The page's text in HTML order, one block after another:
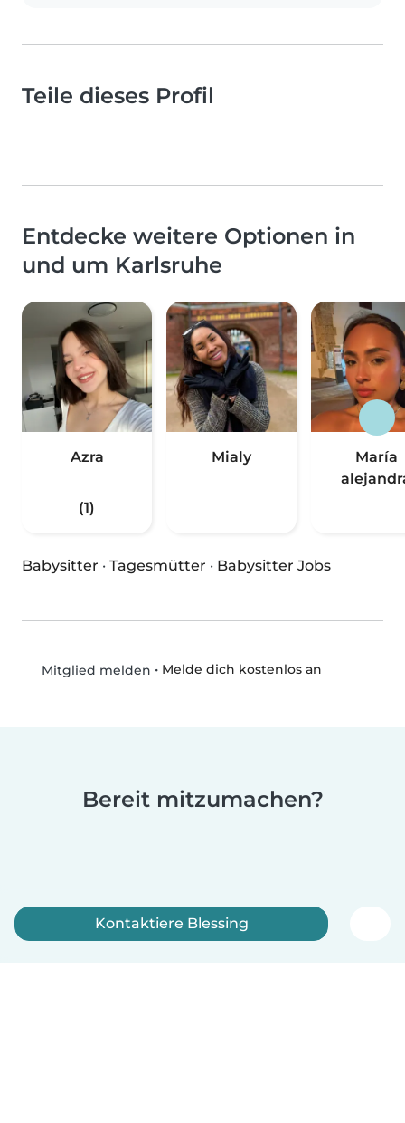
Teile dieses Profil
Entdecke weitere Optionen in
und um Karlsruhe
Azra
(1)
Mialy
María
Babysitter · Tagesmütter · Babysitter Jobs
Mitglied melden • Melde dich kostenlos an
Bereit mitzumachen?
Kontaktiere Blessing